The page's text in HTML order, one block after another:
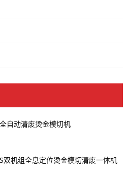
自动清废烫金模切机
双机组全息定位烫金模切清废一体机